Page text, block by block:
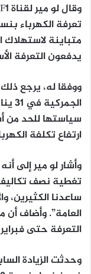
يدفعون التعرفة
ووفقا له، يرجع
ارتفاع تكلفة
وأشار لو مير إلى
تغطية نصف تكاليف
ساعدنا الكثيرين،
العامة”. وأضاف أن
التعرفة حتى فبراير 2025.
وحدثت الزيادة